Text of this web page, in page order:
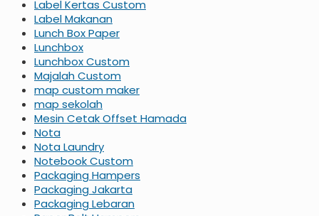
Label Kertas Custom
Label Makanan
Lunch Box Paper
Lunchbox
Lunchbox Custom
Majalah Custom
map custom maker
map sekolah
Mesin Cetak Offset Hamada
Nota
Nota Laundry
Notebook Custom
Packaging Hampers
Packaging Jakarta
Packaging Lebaran